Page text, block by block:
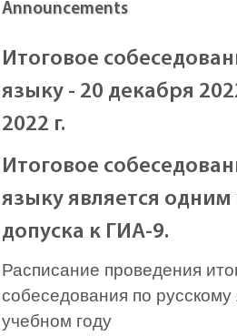
Announcements
Итоговое
языку - 20 декабря
2022 г.
Итоговое
языку является одним
допуска к ГИА-9.
Расписание проведения
собеседования по русскому
учебном году